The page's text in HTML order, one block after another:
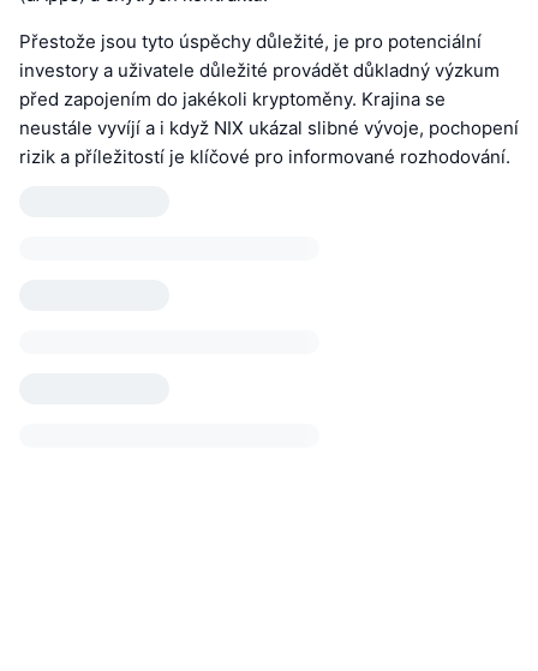
Přestože jsou tyto úspěchy důležité, je pro potenciální
investory a uživatele důležité provádět důkladný výzkum
před zapojením do jakékoli kryptoměny. Krajina se
neustále vyvíjí a i když NIX ukázal slibné vývoje, pochopení
rizik a příležitostí je klíčové pro informované rozhodování.